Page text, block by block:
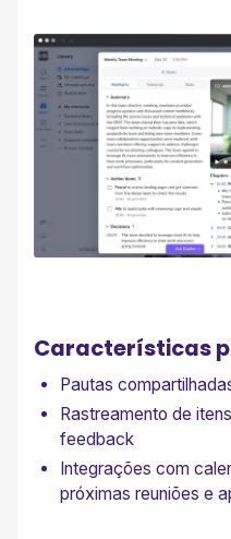
Características
Pautas
Rastreamento de
feedback
Integrações com
próximas reuniões e